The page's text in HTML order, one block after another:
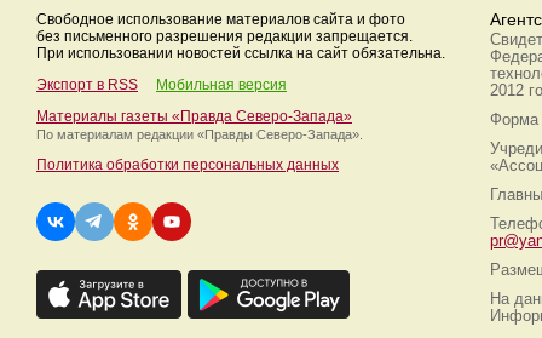
Свободное использование материалов сайта и фото
без письменного разрешения редакции запрещается.
При использовании новостей ссылка на сайт обязательна.
Экспорт в RSS
Мобильная версия
Материалы газеты «Правда Северо-Запада»
По материалам редакции «Правды Северо-Запада».
Политика обработки персональных данных
2012
Форма
На